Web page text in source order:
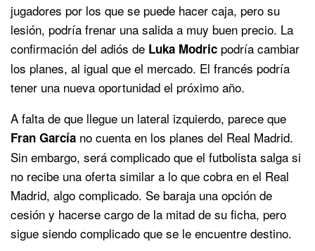
jugadores por los que se puede hacer caja, pero su
lesión, podría frenar una salida a muy buen precio. La
confirmación del adiós de Luka Modric podría cambiar
los planes, al igual que el mercado. El francés podría
tener una nueva oportunidad el próximo año.
A falta de que llegue un lateral izquierdo, parece que
Fran García no cuenta en los planes del Real Madrid.
Sin embargo, será complicado que el futbolista salga si
no recibe una oferta similar a lo que cobra en el Real
Madrid, algo complicado. Se baraja una opción de
cesión y hacerse cargo de la mitad de su ficha, pero
sigue siendo complicado que se le encuentre destino.